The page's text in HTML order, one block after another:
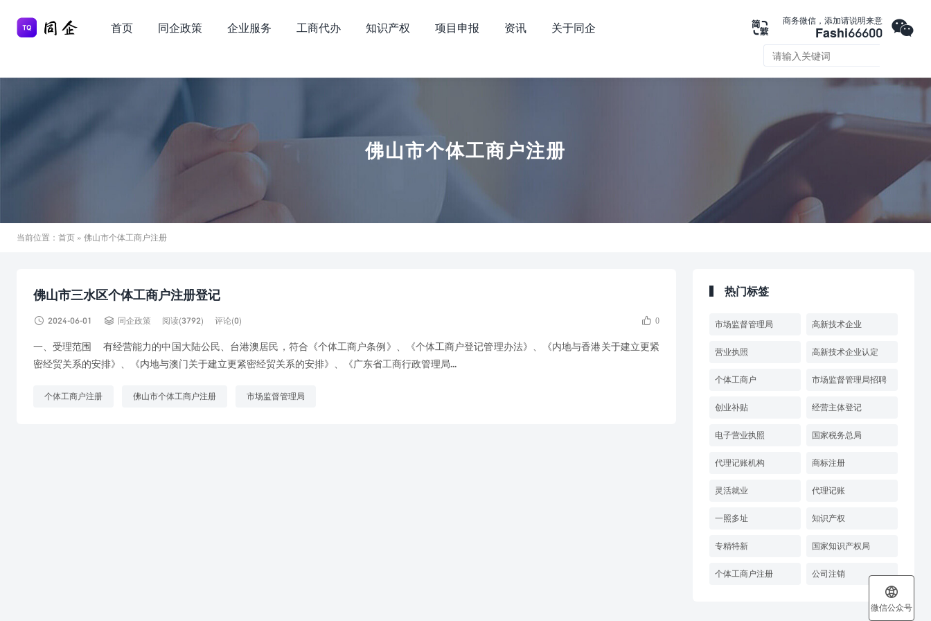
商务微信，添加请说明来意
Fashi66600 

首页 同企政策 企业服务 工商代办 知识产权 项目申报 资讯 关于同企
佛山市个体工商户注册
当前位置： 首页 » 佛山市个体工商户注册
佛山市三水区个体工商户注册登记
 2024-06-01  同企政策 阅读(3792) 评论(0)  0
一、受理范围 有经营能力的中国大陆公民、台港澳居民，符合《个体工商户条例》、《个体工商户登记管理办法》、《内地与香港关于建立更紧
密经贸关系的安排》、《内地与澳门关于建立更紧密经贸关系的安排》、《广东省工商行政管理局...
个体工商户注册 佛山市个体工商户注册 市场监督管理局
热门标签
市场监督管理局 高新技术企业
营业执照 高新技术企业认定
个体工商户 市场监督管理局招聘
创业补贴 经营主体登记
电子营业执照 国家税务总局
代理记账机构 商标注册
灵活就业 代理记账
一照多址 知识产权
专精特新 国家知识产权局
个体工商户注册 公司注销

微信公众号